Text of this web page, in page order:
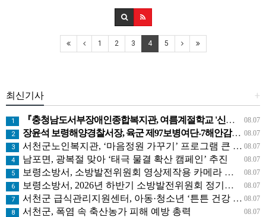
1 2 3 4 5
+
최신기사
08.07
1 『충청남도서부장애인종합복지관, 여름계절학교 '신나는 여름탐험대' 성료』
08.07
2 장윤석 보령해양경찰서장, 육군 제97보병여단-7해안감시대대 방문… 밀입국 차단 공조 강화
08.07
3 서천군노인복지관, ‘마음정원 가꾸기’ 프로그램 큰 호응
08.07
4 남포면, 광복절 맞아 ‘태극 물결 확산 캠페인’ 추진
08.07
5 보령소방서, 소방발전위원회 영상제작용 카메라 기탁으로 영상 홍보 역량 강화
08.07
6 보령소방서, 2026년 하반기 소방발전위원회 정기회의 개최
08.07
7 서천군 급식관리지원센터, 아동·청소년 ‘튼튼 건강 교실’ 운영
08.07
8 서천군, 폭염 속 축산농가 피해 예방 총력